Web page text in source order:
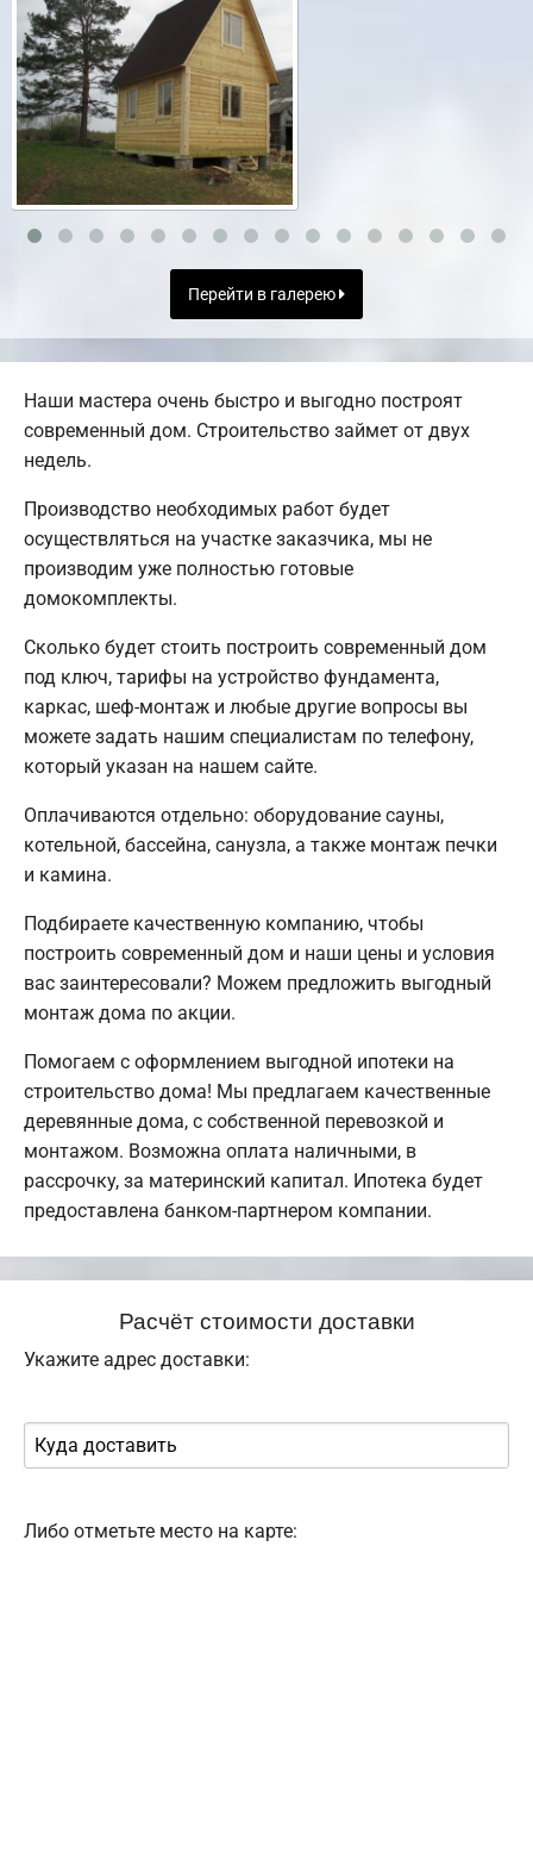
Перейти в галерею
Наши мастера очень быстро и выгодно построят
современный дом. Строительство займет от двух
недель.
Производство необходимых работ будет
осуществляться на участке заказчика, мы не
производим уже полностью готовые
домокомплекты.
Сколько будет стоить построить современный дом
под ключ, тарифы на устройство фундамента,
каркас, шеф-монтаж и любые другие вопросы вы
можете задать нашим специалистам по телефону,
который указан на нашем сайте.
Оплачиваются отдельно: оборудование сауны,
котельной, бассейна, санузла, а также монтаж печки
и камина.
Подбираете качественную компанию, чтобы
построить современный дом и наши цены и условия
вас заинтересовали? Можем предложить выгодный
монтаж дома по акции.
Помогаем с оформлением выгодной ипотеки на
строительство дома! Мы предлагаем качественные
деревянные дома, с собственной перевозкой и
монтажом. Возможна оплата наличными, в
рассрочку, за материнский капитал. Ипотека будет
предоставлена банком-партнером компании.
Расчёт стоимости доставки
Укажите адрес доставки:
Либо отметьте место на карте: